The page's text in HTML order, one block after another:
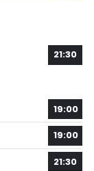
21:30
19:00
19:00
21:30